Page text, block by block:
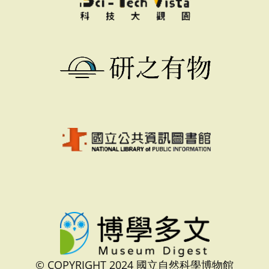
© COPYRIGHT 2024 國立自然科學博物館